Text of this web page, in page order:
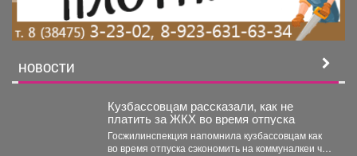
НОВОСТИ
Кузбассовцам рассказали, как не
платить за ЖКХ во время отпуска
Госжилинспекция напомнила кузбассовцам как
во время отпуска сэкономить на коммуналкеи что